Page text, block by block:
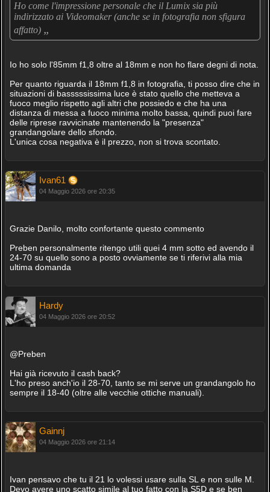
Ho come l'impressione personale che il Lumix sia più
indirizzato ai Videomaker (anche se in fotografia non sfigura
affatto) „
Io ho solo l'85mm f1,8 oltre al 18mm e non ho flare degni di nota.
Per quanto riguarda il 18mm f1,8 in fotografia, ti posso dire che in
situazioni di basssssissima luce è stato quello che metteva a
fuoco meglio rispetto agli altri che possiedo e che ha una
distanza di messa a fuoco minima molto bassa, quindi puoi fare
delle riprese ravvicinate mantenendo la "presenza"
grandangolare dello sfondo.
L'unica cosa negativa è il prezzo, non si trova scontato.
Ivan61
04 Maggio 2026 ore 20:35
Grazie Danilo, molto confortante questo commento
Preben personalmente ritengo utili quei 4 mm sotto ed avendo il
24-70 su quello sono a posto ovviamente se ti riferivi alla mia
ultima domanda
Hardy
04 Maggio 2026 ore 20:52
@Preben
Hai già ricevuto il cash back?
L'ho preso anch'io il 28-70, tanto se mi serve un grandangolo ho
sempre il 18-40 (oltre alle vecchie ottiche manuali).
Gainnj
04 Maggio 2026 ore 21:14
Ivan pensavo che tu il 21 lo volessi usare sulla SL e non sulle M.
Devo avere uno scatto simile al tuo fatto con la S5D e se ben